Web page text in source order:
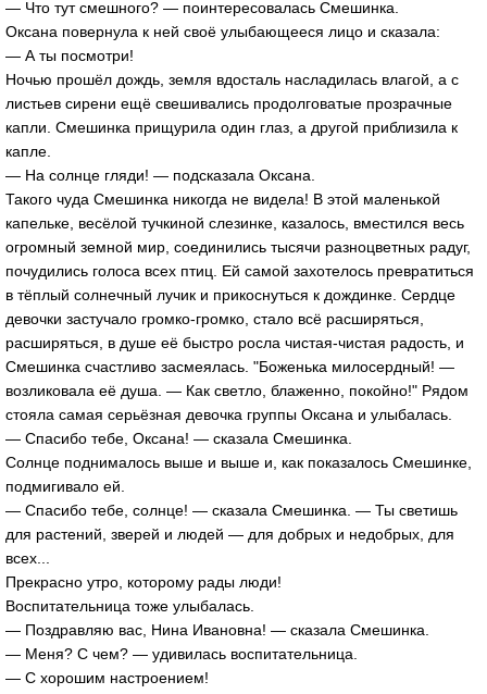
— Что тут смешного? — поинтересовалась Смешинка.
Оксана повернула к ней своё улыбающееся лицо и сказала:
— А ты посмотри!
Ночью прошёл дождь, земля вдосталь насладилась влагой, а с
листьев сирени ещё свешивались продолговатые прозрачные
капли. Смешинка прищурила один глаз, а другой приблизила к
капле.
— На солнце гляди! — подсказала Оксана.
Такого чуда Смешинка никогда не видела! В этой маленькой
капельке, весёлой тучкиной слезинке, казалось, вместился весь
огромный земной мир, соединились тысячи разноцветных радуг,
почудились голоса всех птиц. Ей самой захотелось превратиться
в тёплый солнечный лучик и прикоснуться к дождинке. Сердце
девочки застучало громко-громко, стало всё расширяться,
расширяться, в душе её быстро росла чистая-чистая радость, и
Смешинка счастливо засмеялась. "Боженька милосердный! —
возликовала её душа. — Как светло, блаженно, покойно!" Рядом
стояла самая серьёзная девочка группы Оксана и улыбалась.
— Спасибо тебе, Оксана! — сказала Смешинка.
Солнце поднималось выше и выше и, как показалось Смешинке,
подмигивало ей.
— Спасибо тебе, солнце! — сказала Смешинка. — Ты светишь
для растений, зверей и людей — для добрых и недобрых, для
всех...
Прекрасно утро, которому рады люди!
Воспитательница тоже улыбалась.
— Поздравляю вас, Нина Ивановна! — сказала Смешинка.
— Меня? С чем? — удивилась воспитательница.
— С хорошим настроением!